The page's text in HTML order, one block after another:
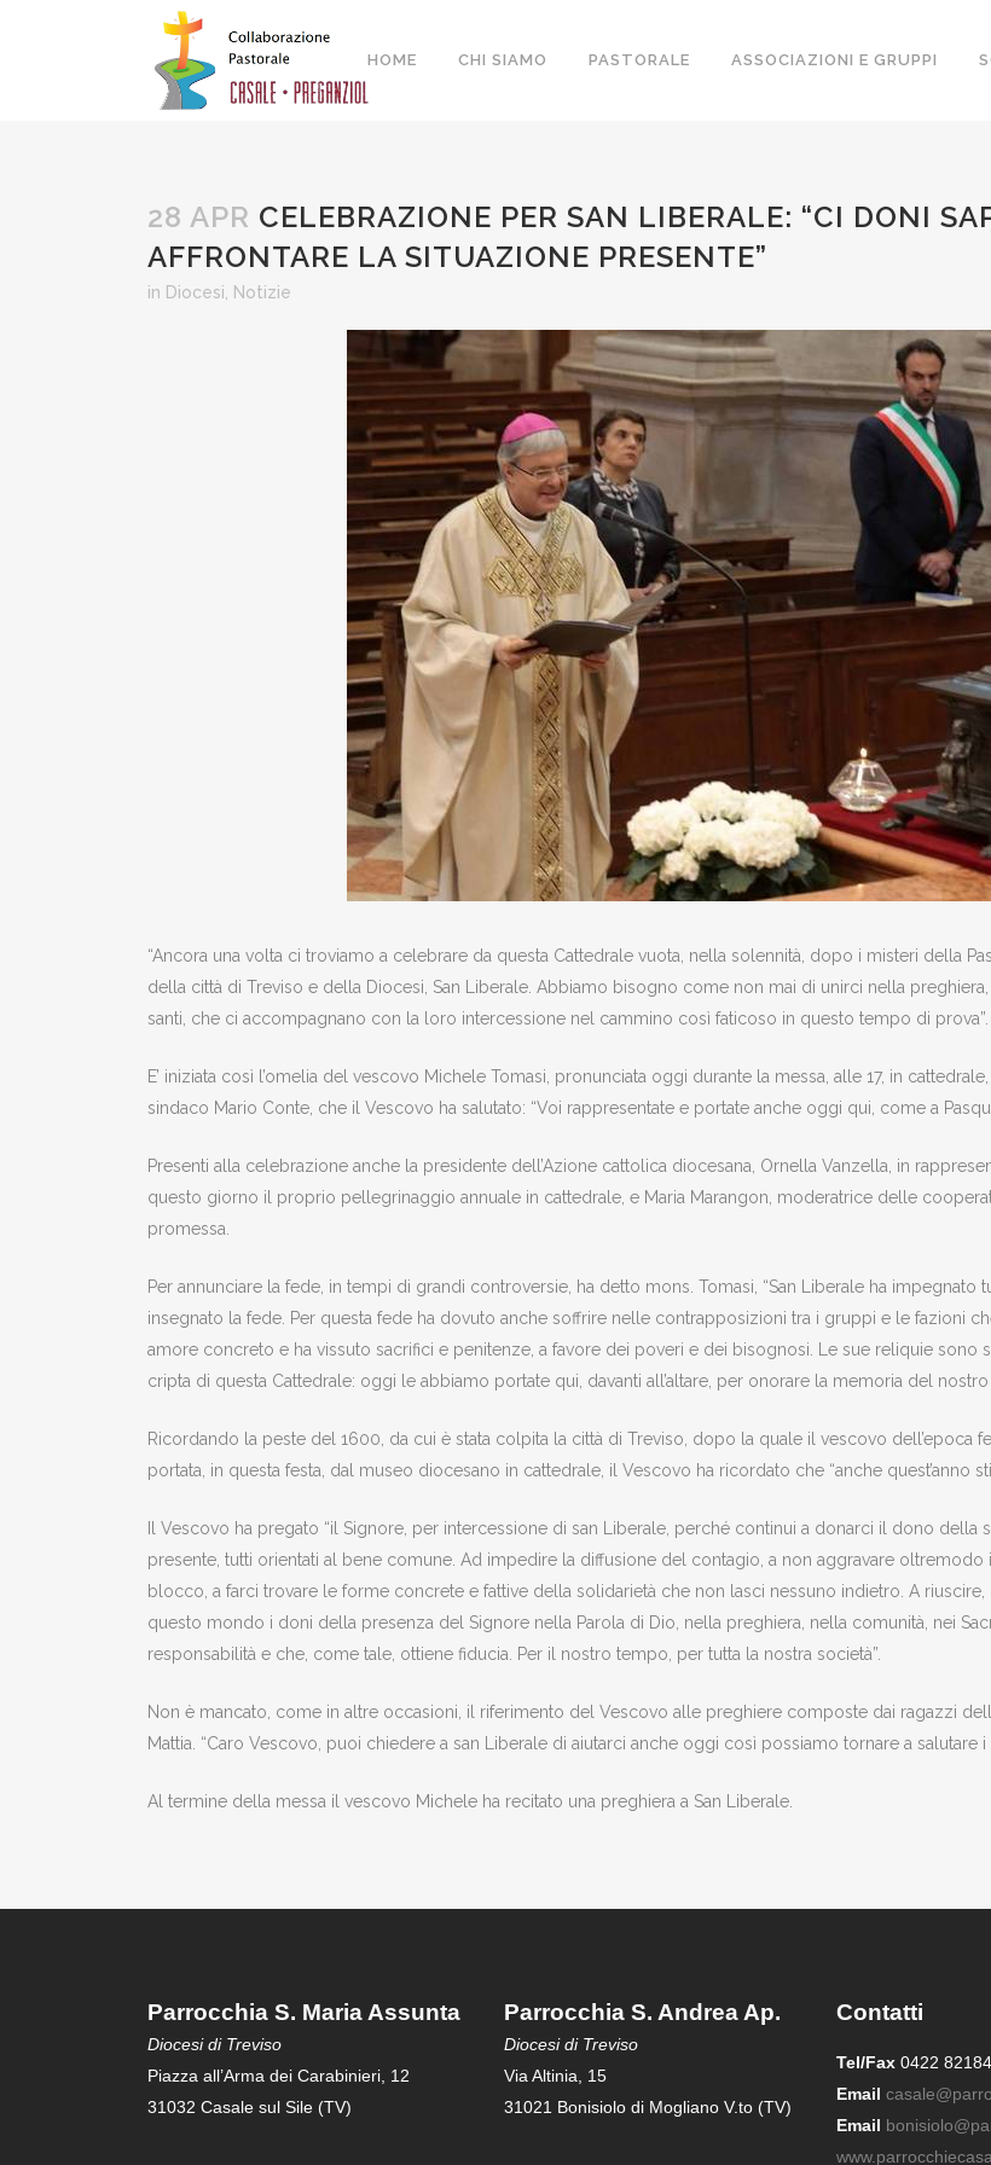
HOME CHI SIAMO PASTORALE ASSOCIAZIONI E GRUPPI
28 APR CELEBRAZIONE PER SAN LIBERALE: “CI DONI
AFFRONTARE LA SITUAZIONE PRESENTE”
in Diocesi Notizie
“Ancora una volta ci troviamo a celebrare da questa Cattedrale vuota, nella solennità, dopo i misteri della
della città di Treviso e della Diocesi, San Liberale. Abbiamo bisogno come non mai di unirci nella
santi, che ci accompagnano con la loro intercessione nel cammino così faticoso in questo tempo di prova”.
E’ iniziata così l’omelia del vescovo Michele Tomasi, pronunciata oggi durante la messa, alle 17, in
sindaco Mario Conte, che il Vescovo ha salutato: “Voi rappresentate e portate anche oggi qui, come a
Presenti alla celebrazione anche la presidente dell’Azione cattolica diocesana, Ornella Vanzella, in
questo giorno il proprio pellegrinaggio annuale in cattedrale, e Maria Marangon, moderatrice delle
promessa.
Per annunciare la fede, in tempi di grandi controversie, ha detto mons. Tomasi, “San Liberale ha impegnato
insegnato la fede. Per questa fede ha dovuto anche soffrire nelle contrapposizioni tra i gruppi e le fazioni
amore concreto e ha vissuto sacrifici e penitenze, a favore dei poveri e dei bisognosi. Le sue reliquie sono
cripta di questa Cattedrale: oggi le abbiamo portate qui, davanti all’altare, per onorare la memoria del nostro
Ricordando la peste del 1600, da cui è stata colpita la città di Treviso, dopo la quale il vescovo dell’epoca
portata, in questa festa, dal museo diocesano in cattedrale, il Vescovo ha ricordato che “anche quest’anno
Il Vescovo ha pregato “il Signore, per intercessione di san Liberale, perché continui a donarci il dono
presente, tutti orientati al bene comune. Ad impedire la diffusione del contagio, a non aggravare
blocco, a farci trovare le forme concrete e fattive della solidarietà che non lasci nessuno indietro. A
questo mondo i doni della presenza del Signore nella Parola di Dio, nella preghiera, nella comunità, nei
responsabilità e che, come tale, ottiene fiducia. Per il nostro tempo, per tutta la nostra società”.
Non è mancato, come in altre occasioni, il riferimento del Vescovo alle preghiere composte dai ragazzi
Mattia. “Caro Vescovo, puoi chiedere a san Liberale di aiutarci anche oggi così possiamo tornare a salutare
Al termine della messa il vescovo Michele ha recitato una preghiera a San Liberale.
Parrocchia S. Maria Assunta
Diocesi di Treviso
Piazza all’Arma dei Carabinieri, 12
31032 Casale sul Sile (TV)
Parrocchia S. Andrea Ap.
Diocesi di Treviso
Via Altinia, 15
31021 Bonisiolo di Mogliano V.to (TV)
Contatti
Tel/Fax 0422
Email
Email